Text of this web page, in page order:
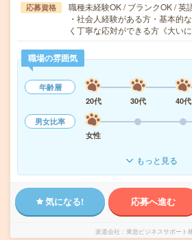
応募資格
職種未経験OK / ブランクOK / 英
・社会人経験がある方・基本的
く丁寧な応対ができる方《大い
職場の雰囲気
年齢層
20代
30代 40代
男女比率
女性
もっと見る
気になる! 応募へ進む
派遣会社 東急ビジネスサポート